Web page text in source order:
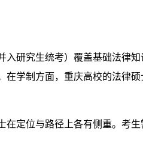
入研究生统考）覆盖基础法律
在学制方面，重庆高校的法律
在定位与路径上各有侧重。考